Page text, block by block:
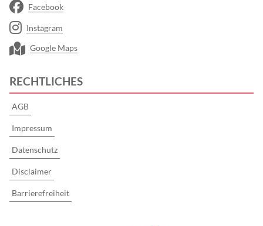
Facebook
Instagram
Google Maps
RECHTLICHES
AGB
Impressum
Datenschutz
Disclaimer
Barrierefreiheit